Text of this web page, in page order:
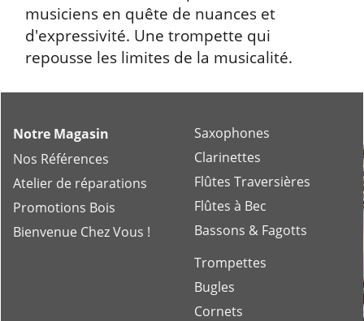
musiciens en quête de nuances et
d'expressivité. Une trompette qui
repousse les limites de la musicalité.
Notre Magasin
Nos Références
Atelier de réparations
Promotions Bois
Bienvenue Chez Vous !
Saxophones
Clarinettes
Flûtes Traversières
Flûtes à Bec
Bassons & Fagotts
Trompettes
Bugles
Cornets